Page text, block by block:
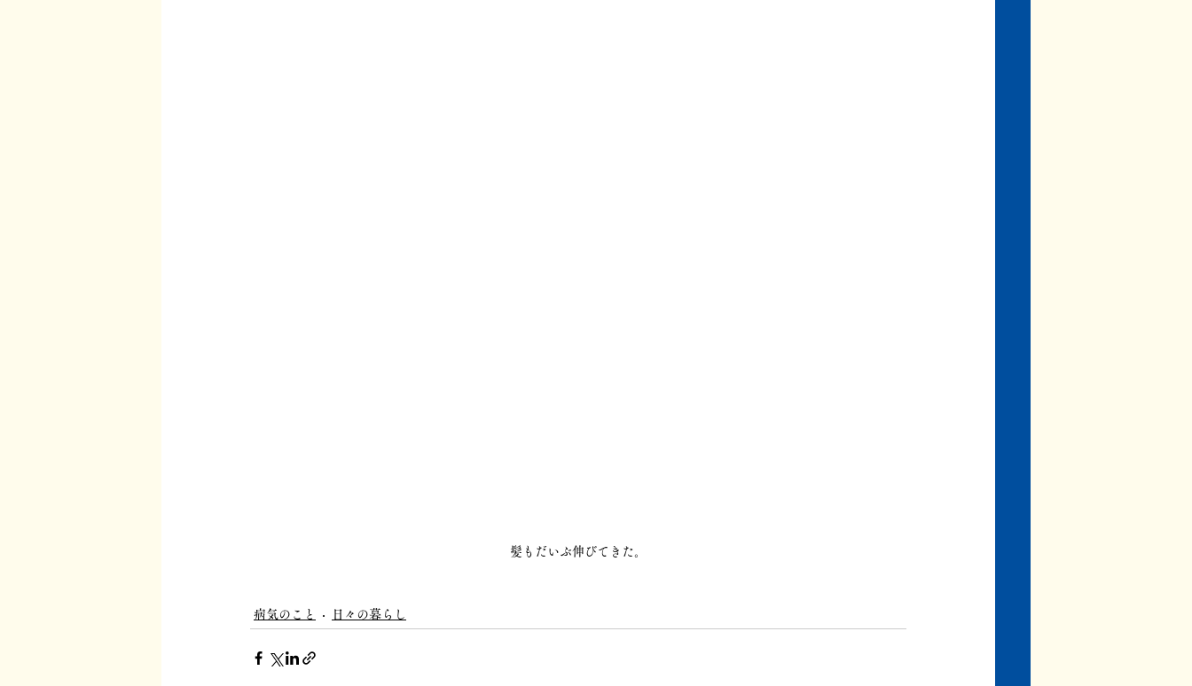
髪もだいぶ伸びてきた。
病気のこと 日々の暮らし